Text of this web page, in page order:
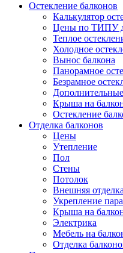
Остекление балконов
Калькулятор
Цены по ТИПУ
Теплое
Холодное
Вынос балкона
Панорамное
Безрамное
Крыша на
Остекление
Отделка балконов
Цены
Утепление
Пол
Стены
Потолок
Внешняя отделка
Укрепление
Крыша на
Электрика
Мебель на
Отделка